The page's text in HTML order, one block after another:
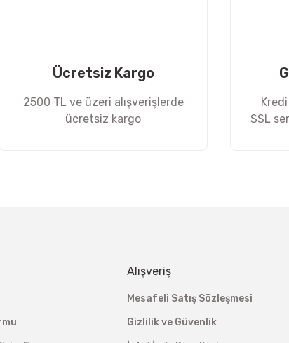
Ücretsiz Kargo
2500 TL ve üzeri alışverişlerde
ücretsiz kargo
SSL
Alışveriş
Mesafeli Satış Sözleşmesi
Gizlilik ve Güvenlik